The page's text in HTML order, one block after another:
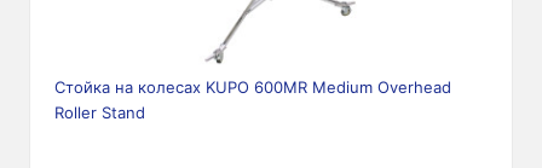
Стойка на колесах KUPO 600MR Medium Overhead
Roller Stand